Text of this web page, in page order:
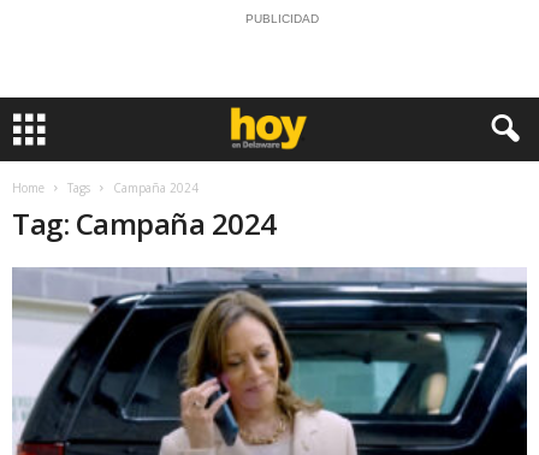
PUBLICIDAD
Home Tags Campaña 2024
Tag: Campaña 2024